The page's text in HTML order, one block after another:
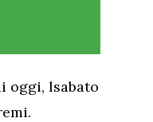
oggi, lsabato